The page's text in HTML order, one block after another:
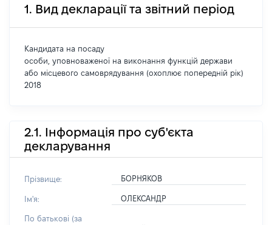
1. Вид декларації та звітний період
Кандидата на посаду
особи, уповноваженої на виконання функцій держави
або місцевого самоврядування (охоплює попередній рік)
2018
2.1. Інформація про суб'єкта
декларування
Прізвище: БОРНЯКОВ
Ім'я: ОЛЕКСАНДР
По батькові (за